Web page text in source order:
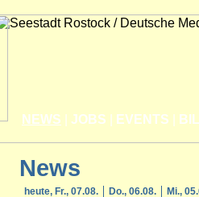
NEWS JOBS EVENTS
News
heute, Fr., 07.08. Do., 06.08. Mi.,